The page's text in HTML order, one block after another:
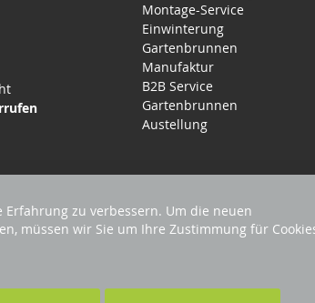
Montage-Service
Einwinterung
Gartenbrunnen
Manufaktur
B2B Service
Gartenbrunnen
Austellung
Erfahrung zu verbessern. Um die neuen
müssen wir Sie um Ihre Zustimmung für